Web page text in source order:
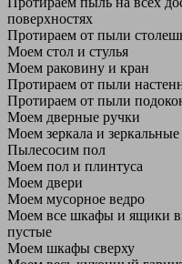
поверхностях
Протираем от пыли
Моем стол и стулья
Моем раковину и кран
Протираем от пыли
Протираем от пыли
Моем дверные ручки
Моем зеркала и
Пылесосим пол
Моем пол и плинтуса
Моем двери
Моем мусорное ведро
Моем все шкафы и ящики
пустые
Моем шкафы сверху